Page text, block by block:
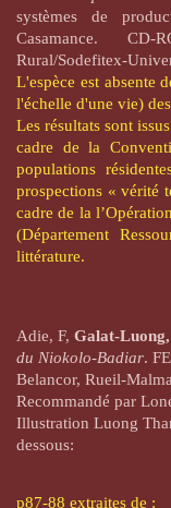
systèmes de
Casamance.
Rural/Sodefitex-
L'espèce est absente
l'échelle d'une vie)
Les résultats sont
cadre de la
populations
prospections « vérité
cadre de la
(Département
littérature.
Adie, F, Galat-
du Niokolo-Badiar.
Belancor, Rueil-
Recommandé par
Illustration Luong
dessous:
p87-88 extraites de :